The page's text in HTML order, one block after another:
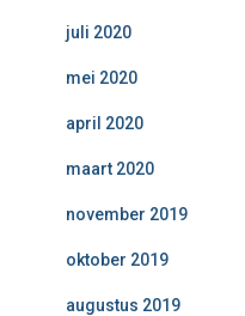
juli 2020
mei 2020
april 2020
maart 2020
november 2019
oktober 2019
augustus 2019